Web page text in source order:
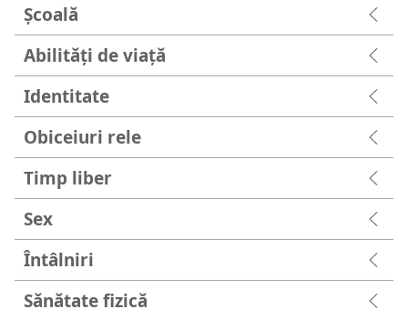
Şcoală
Abilități de viață
Identitate
Obiceiuri rele
Timp liber
Sex
Întâlniri
Sănătate fizică